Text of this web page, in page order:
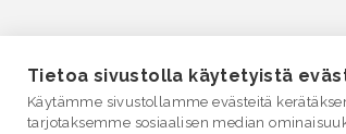
Tietoa sivustolla käytetyistä
Käytämme sivustollamme evästeitä
tarjotaksemme sosiaalisen median